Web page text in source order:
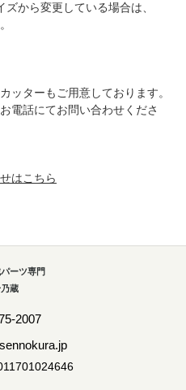
から変更している場合は、
ッターもご用意しております。
電話にてお問い合わせくださ
はこちら
ーツ専門
蔵
2007